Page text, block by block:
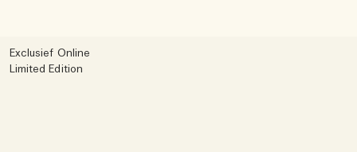
Exclusief Online
Limited Edition